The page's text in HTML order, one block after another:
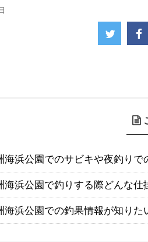
海浜公園でのサビキや夜釣りで
海浜公園で釣りする際どんな仕
海浜公園での釣果情報が知りた